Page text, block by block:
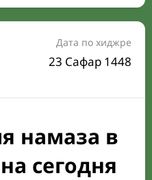
на сегодня
Дата по хиджре
23 Сафар 1448
намаза в
сегодня